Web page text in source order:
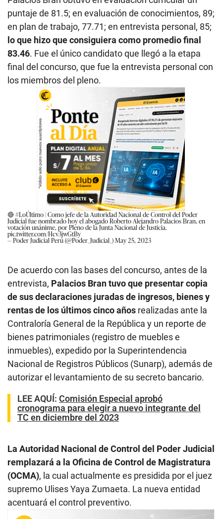
puntaje de 81.5; en evaluación de conocimientos, 89;
en plan de trabajo, 77.71; en entrevista personal, 85;
lo que hizo que consiguiera como promedio final
83.46. Fue el único candidato que llegó a la etapa
final del concurso, que fue la entrevista personal con
los miembros del pleno.
🔴#LoÚltimo | Como jefe de la Autoridad Nacional de Control del Poder
Judicial fue nombrado hoy el abogado Roberto Alejandro Palacios Bran, en
votación unánime, por Pleno de la Junta Nacional de Justicia.
pic.twitter.com/Hcv3jwGtBy
— Poder Judicial Perú (@Poder_Judicial_)May 25, 2023
De acuerdo con las bases del concurso, antes de la
entrevista, Palacios Bran tuvo que presentar copia
de sus declaraciones juradas de ingresos, bienes y
rentas de los últimos cinco años realizadas ante la
Contraloría General de la República y un reporte de
bienes patrimoniales (registro de muebles e
inmuebles), expedido por la Superintendencia
Nacional de Registros Públicos (Sunarp), además de
autorizar el levantamiento de su secreto bancario.
LEE AQUÍ: Comisión Especial aprobó
cronograma para elegir a nuevo integrante del
TC en diciembre del 2023
La Autoridad Nacional de Control del Poder Judicial
remplazará a la Oficina de Control de Magistratura
(OCMA), la cual actualmente es presidida por el juez
supremo Ulises Yaya Zumaeta. La nueva entidad
acentuará el control preventivo.